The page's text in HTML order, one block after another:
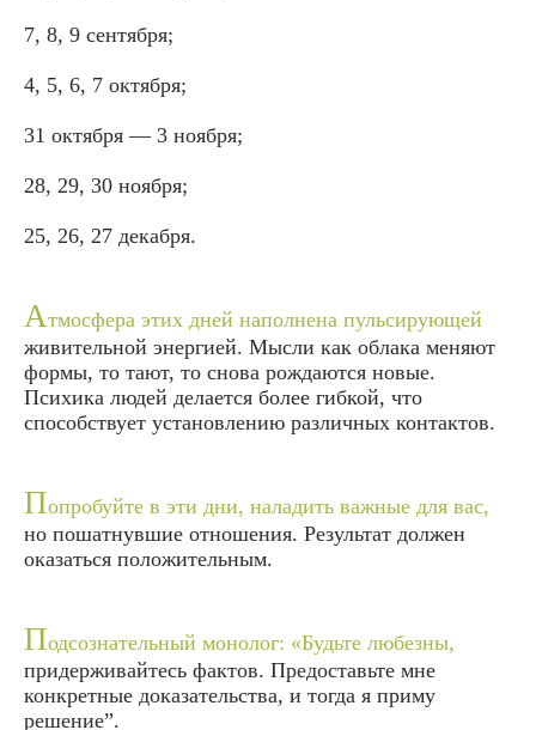
7, 8, 9 сентября;
4, 5, 6, 7 октября;
31 октября — 3 ноября;
28, 29, 30 ноября;
25, 26, 27 декабря.
Атмосфера этих дней наполнена пульсирующей
живительной энергией. Мысли как облака меняют
формы, то тают, то снова рождаются новые.
Психика людей делается более гибкой, что
способствует установлению различных контактов.
Попробуйте в эти дни, наладить важные для вас,
но пошатнувшие отношения. Результат должен
оказаться положительным.
Подсознательный монолог: «Будьте любезны,
придерживайтесь фактов. Предоставьте мне
конкретные доказательства, и тогда я приму
решение”.